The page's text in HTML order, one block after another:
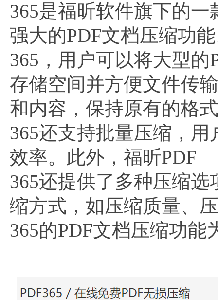
365是福昕软件旗下的一
强大的PDF文档压缩功
365，用户可以将大型
存储空间并方便文件传
和内容，保持原有的格
365还支持批量压缩，
效率。此外，福昕PDF
365还提供了多种压缩
缩方式，如压缩质量、
365的PDF文档压缩功